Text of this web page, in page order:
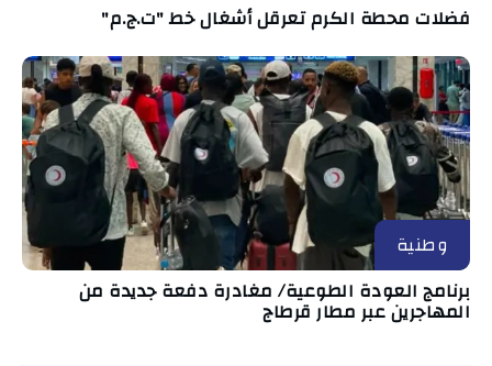
فضلات محطة الكرم تعرقل أشغال خط "ت.ج.م"
وطنية
برنامج العودة الطوعية/ مغادرة دفعة جديدة من
المهاجرين عبر مطار قرطاج